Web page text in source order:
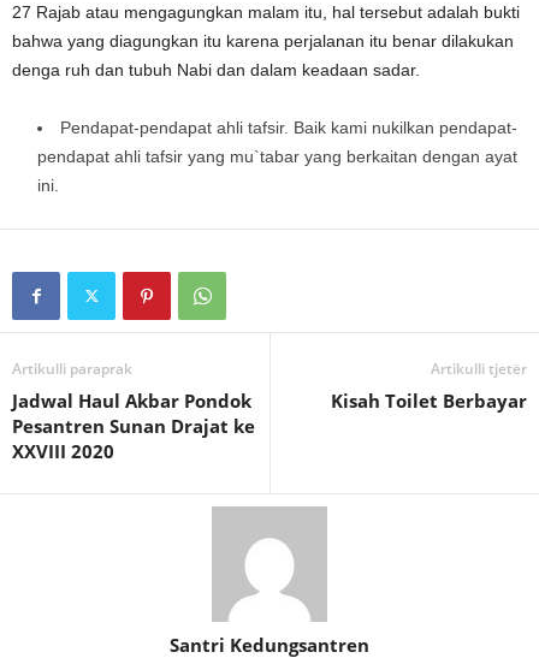
27 Rajab atau mengagungkan malam itu, hal tersebut adalah bukti
bahwa yang diagungkan itu karena perjalanan itu benar dilakukan
denga ruh dan tubuh Nabi dan dalam keadaan sadar.
Pendapat-pendapat ahli tafsir. Baik kami nukilkan pendapat-
pendapat ahli tafsir yang mu`tabar yang berkaitan dengan ayat
ini.
Artikulli paraprak
Jadwal Haul Akbar Pondok
Pesantren Sunan Drajat ke
XXVIII 2020
Artikulli tjetër
Kisah Toilet Berbayar
Santri Kedungsantren